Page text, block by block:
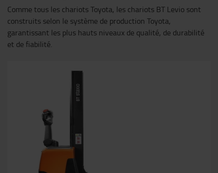
Comme tous les chariots Toyota, les chariots BT Levio sont
construits selon le système de production Toyota,
garantissant les plus hauts niveaux de qualité, de durabilité
et de fiabilité.